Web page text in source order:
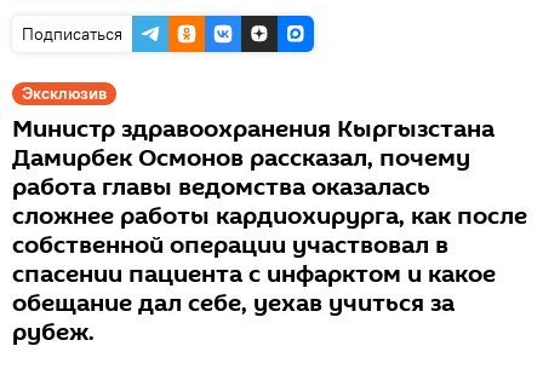
Подписаться
Эксклюзив
Министр здравоохранения Кыргызстана
Дамирбек Осмонов рассказал, почему
работа главы ведомства оказалась
сложнее работы кардиохирурга, как после
собственной операции участвовал в
спасении пациента с инфарктом и какое
обещание дал себе, уехав учиться за
рубеж.